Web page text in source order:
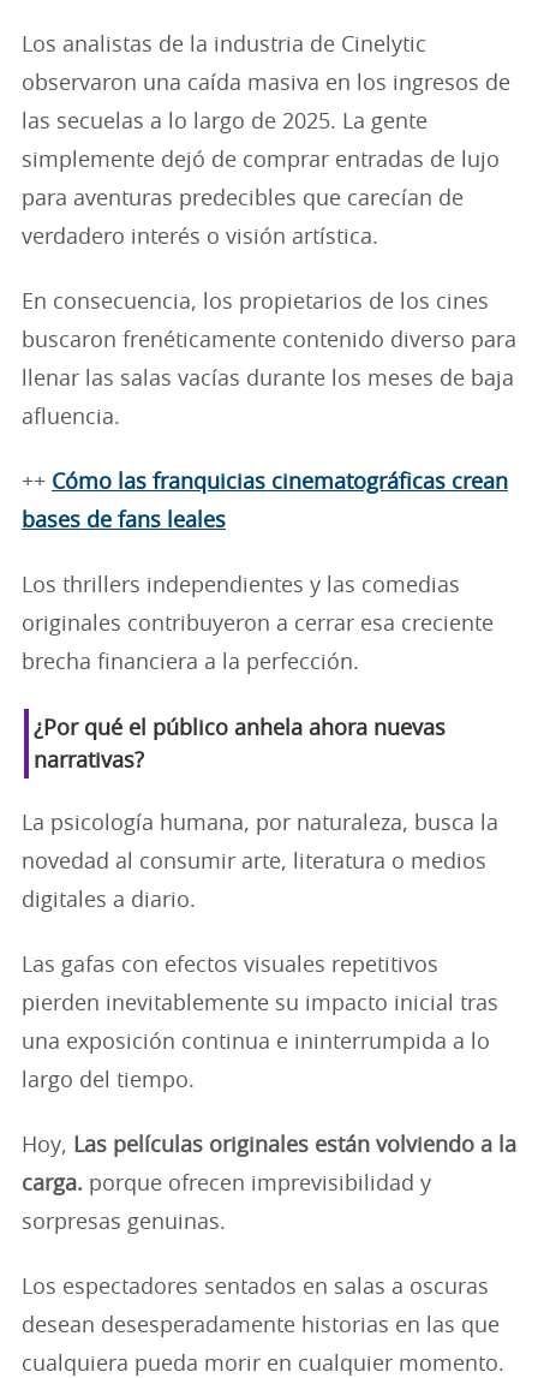
Los analistas de la industria de Cinelytic
observaron una caída masiva en los ingresos de
las secuelas a lo largo de 2025. La gente
simplemente dejó de comprar entradas de lujo
para aventuras predecibles que carecían de
verdadero interés o visión artística.
En consecuencia, los propietarios de los cines
buscaron frenéticamente contenido diverso para
llenar las salas vacías durante los meses de baja
afluencia.
++ Cómo las franquicias cinematográficas crean
bases de fans leales
Los thrillers independientes y las comedias
originales contribuyeron a cerrar esa creciente
brecha financiera a la perfección.
¿Por qué el público anhela ahora nuevas
narrativas?
La psicología humana, por naturaleza, busca la
novedad al consumir arte, literatura o medios
digitales a diario.
Las gafas con efectos visuales repetitivos
pierden inevitablemente su impacto inicial tras
una exposición continua e ininterrumpida a lo
largo del tiempo.
Hoy, Las películas originales están volviendo a la
carga. porque ofrecen imprevisibilidad y
sorpresas genuinas.
Los espectadores sentados en salas a oscuras
desean desesperadamente historias en las que
cualquiera pueda morir en cualquier momento.